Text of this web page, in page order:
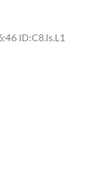
て左側に流れが...
ID:C8.ls.L1